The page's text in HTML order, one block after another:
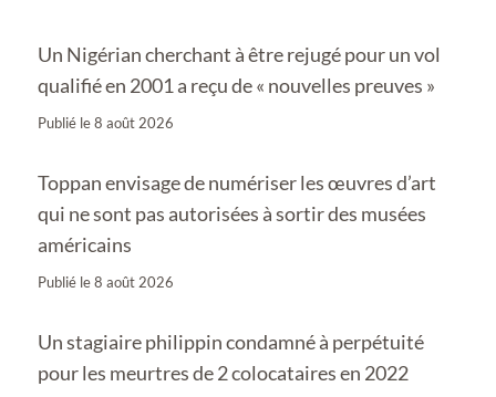
Un Nigérian cherchant à être rejugé pour un vol
qualifié en 2001 a reçu de « nouvelles preuves »
Publié le8 août 2026
Toppan envisage de numériser les œuvres d’art
qui ne sont pas autorisées à sortir des musées
américains
Publié le8 août 2026
Un stagiaire philippin condamné à perpétuité
pour les meurtres de 2 colocataires en 2022